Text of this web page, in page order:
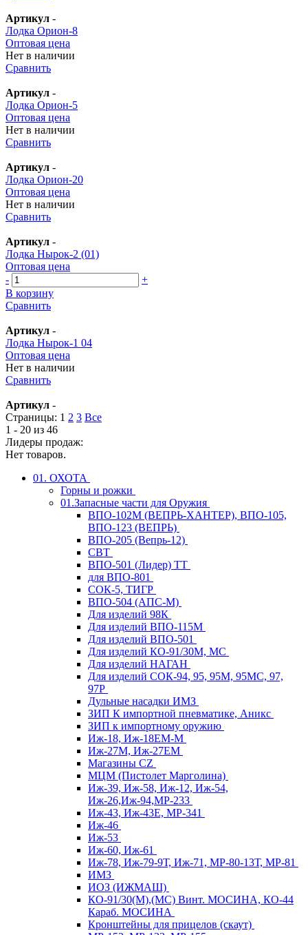
Артикул -
Лодка Орион-8
Оптовая цена
Нет в наличии
Сравнить
Артикул -
Лодка Орион-5
Оптовая цена
Нет в наличии
Сравнить
Артикул -
Лодка Орион-20
Оптовая цена
Нет в наличии
Сравнить
Артикул -
Лодка Нырок-2 (01)
Оптовая цена
-
+
В корзину
Сравнить
Артикул -
Лодка Нырок-1 04
Оптовая цена
Нет в наличии
Сравнить
Артикул -
Страницы: 1 2 3 Все
1 - 20 из 46
Лидеры продаж:
Нет товаров.
01. ОХОТА
Горны и рожки
01.Запасные части для Оружия
ВПО-102М (ВЕПРЬ-ХАНТЕР), ВПО-105,
ВПО-123 (ВЕПРЬ)
ВПО-205 (Вепрь-12)
СВТ
ВПО-501 (Лидер) ТТ
для ВПО-801
СОК-5, ТИГР
ВПО-504 (АПС-М)
Для изделий 98К
Для изделий ВПО-115М
Для изделий ВПО-501
Для изделий КО-91/30М, МС
Для изделий НАГАН
Для изделий СОК-94, 95, 95М, 95МС, 97,
97Р
Дульные насадки ИМЗ
ЗИП К импортной пневматике, Аникс
ЗИП к импортному оружию
Иж-18, Иж-18ЕМ-М
Иж-27М, Иж-27ЕМ
Магазины CZ
МЦМ (Пистолет Марголина)
Иж-39, Иж-58, Иж-12, Иж-54,
Иж-26,Иж-94,МР-233
Иж-43, Иж-43Е, МР-341
Иж-46
Иж-53
Иж-60, Иж-61
Иж-78, Иж-79-9Т, Иж-71, МР-80-13Т, МР-81
ИМЗ
ИОЗ (ИЖМАШ)
КО-91/30(М),(МС) Винт. МОСИНА, КО-44
Караб. МОСИНА
Кронштейны для прицелов (скаут)